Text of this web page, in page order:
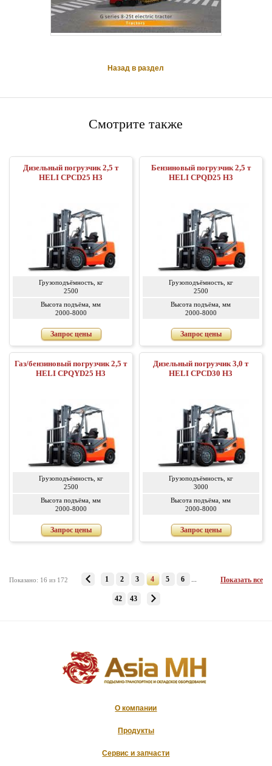
Назад в раздел
Смотрите также
Дизельный погрузчик 2,5 т
HELI CPCD25 H3
Грузоподъёмность, кг
2500
Высота подъёма, мм
2000-8000
Запрос цены
Бензиновый погрузчик 2,5 т
HELI CPQD25 H3
Грузоподъёмность, кг
2500
Высота подъёма, мм
2000-8000
Запрос цены
Газ/бензиновый погрузчик 2,5 т
HELI CPQYD25 H3
Грузоподъёмность, кг
2500
Высота подъёма, мм
2000-8000
Запрос цены
Дизельный погрузчик 3,0 т
HELI CPCD30 H3
Грузоподъёмность, кг
3000
Высота подъёма, мм
2000-8000
Запрос цены
Показано: 16 из 172 Показать все
1 2 3 4 5 6 ...
42 43
О компании
Продукты
Сервис и запчасти